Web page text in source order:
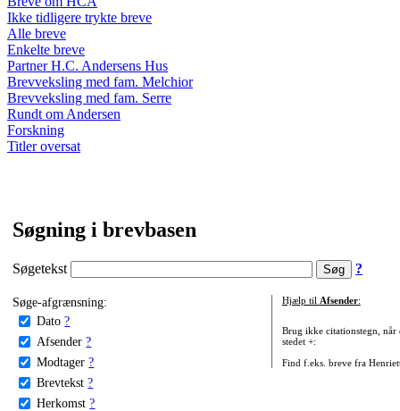
Ikke tidligere trykte breve
Alle breve
Enkelte breve
Partner H.C. Andersens Hus
Brevveksling med fam. Melchior
Brevveksling med fam. Serre
Rundt om Andersen
Forskning
Titler oversat
Søgning i brevbasen
Søgetekst ?
Søge-afgrænsning:
Dato ?
Afsender ?
Modtager ?
Brevtekst ?
Herkomst ?
Hjælp til Afsender:
Brug ikke citationstegn, når
stedet +:
Find f.eks. breve fra